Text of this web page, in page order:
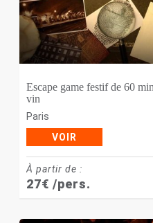
Escape game festif de 60
vin
Paris
VOIR
À partir de :
27€ /pers.